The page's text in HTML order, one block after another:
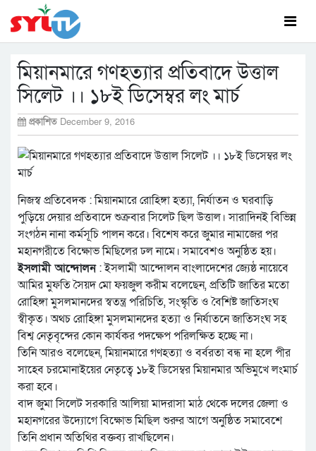
মিয়ানমারে গণহত্যার প্রতিবাদে উত্তাল
সিলেট ।। ১৮ই ডিসেম্বর লং মার্চ
প্রকাশিত December 9, 2016
নিজস্ব প্রতিবেদক : মিয়ানমারে রোহিঙ্গা হত্যা, নির্যাতন ও ঘরবাড়ি
পুড়িয়ে দেয়ার প্রতিবাদে শুক্রবার সিলেট ছিল উত্তাল। সারাদিনই বিভিন্ন
সংগঠন নানা কর্মসূচি পালন করে। বিশেষ করে জুমার নামাজের পর
মহানগরীতে বিক্ষোভ মিছিলের ঢল নামে। সমাবেশও অনুষ্ঠিত হয়।
ইসলামী আন্দোলন: ইসলামী আন্দোলন বাংলাদেশের জ্যেষ্ঠ নায়েবে
আমির মুফতি সৈয়দ মো ফয়জুল করীম বলেছেন, প্রতিটি জাতির মতো
রোহিঙ্গা মুসলমানদের স্বতন্ত্র পরিচিতি, সংস্কৃতি ও বৈশিষ্ট জাতিসংঘ
স্বীকৃত। অথচ রোহিঙ্গা মুসলমানদের হত্যা ও নির্যাতনে জাতিসংঘ সহ
বিশ্ব নেতৃবৃন্দের কোন কার্যকর পদক্ষেপ পরিলক্ষিত হচ্ছে না।
তিনি আরও বলেছেন, মিয়ানমারে গণহত্যা ও বর্বরতা বন্ধ না হলে পীর
সাহেব চরমোনাইয়ের নেতৃত্বে ১৮ই ডিসেম্বর মিয়ানমার অভিমুখে লংমার্চ
করা হবে।
বাদ জুমা সিলেট সরকারি আলিয়া মাদরাসা মাঠ থেকে দলের জেলা ও
মহানগরের উদ্যোগে বিক্ষোভ মিছিল শুরুর আগে অনুষ্ঠিত সমাবেশে
তিনি প্রধান অতিথির বক্তব্য রাখছিলেন।